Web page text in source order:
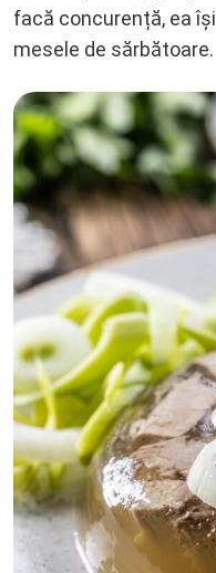
facă concurență, ea
mesele de sărbătoare.